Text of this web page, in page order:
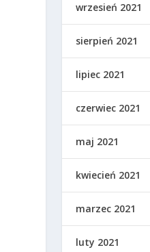
wrzesień 2021
sierpień 2021
lipiec 2021
czerwiec 2021
maj 2021
kwiecień 2021
marzec 2021
luty 2021